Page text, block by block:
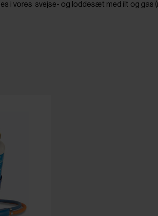
i vores svejse- og loddesæt med ilt og gas